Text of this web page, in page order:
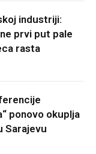
industriji:
prvi put pale
rasta
ponovo okuplja
Sarajevu